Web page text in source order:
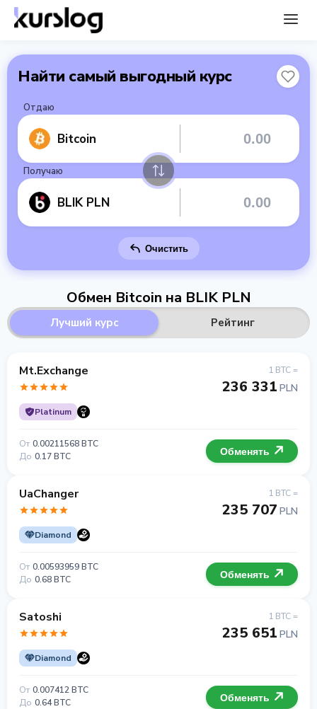
Найти самый выгодный курс
Отдаю
Bitcoin
Получаю
BLIK PLN
Очистить
Обмен Bitcoin на BLIK PLN
Лучший курс Рейтинг
Mt.Exchange
Platinum
1 BTC =
236 331 PLN
От 0.00211568 BTC
До 0.17 BTC Обменять
UaChanger
Diamond
1 BTC =
235 707 PLN
От 0.00593959 BTC
До 0.68 BTC Обменять
Satoshi
Diamond
1 BTC =
235 651 PLN
От 0.007412 BTC
До 0.64 BTC Обменять